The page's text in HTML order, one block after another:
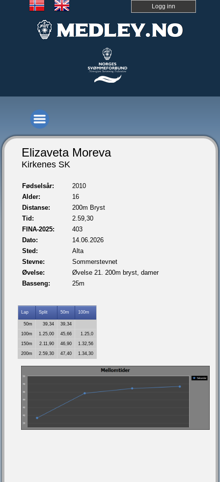
Logg inn
Elizaveta Moreva
Kirkenes SK
Fødselsår:
2010
Alder:
16
Distanse:
200m Bryst
Tid:
2.59,30
FINA-2025:
403
Dato:
14.06.2026
Sted:
Alta
Stevne:
Sommerstevnet
Øvelse:
Øvelse 21. 200m bryst, damer
Basseng:
25m
Lap Split 50m 100m
50m 39,34
39,34
100m
1.25,00 45,66
1.25,0
150m
2.11,90 46,90
1.32,56
200m
2.59,30 47,40 1.34,30